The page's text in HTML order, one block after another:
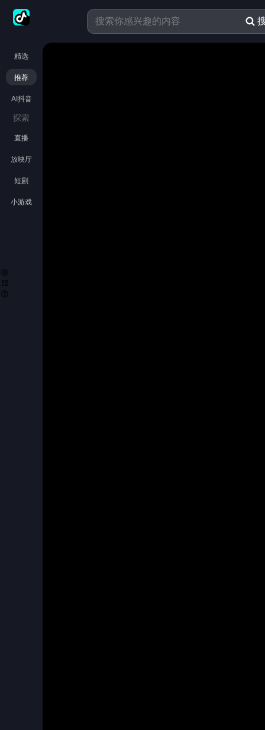
精选
推荐
AI抖音
探索
直播
放映厅
短剧
小游戏